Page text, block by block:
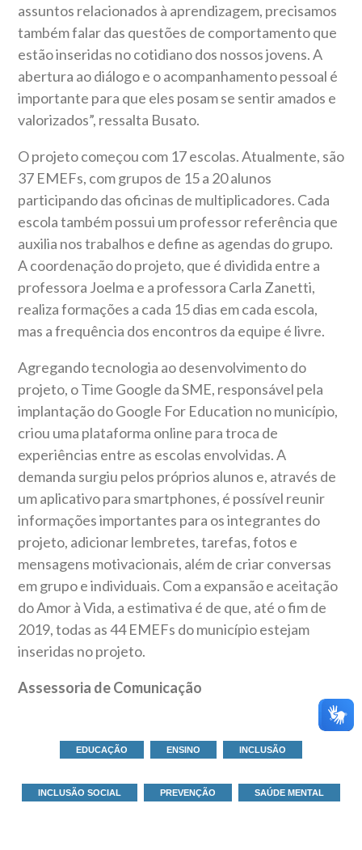
assuntos relacionados à aprendizagem, precisamos
também falar das questões de comportamento que
estão inseridas no cotidiano dos nossos jovens. A
abertura ao diálogo e o acompanhamento pessoal é
importante para que eles posam se sentir amados e
valorizados”, ressalta Busato.
O projeto começou com 17 escolas. Atualmente, são
37 EMEFs, com grupos de 15 a 20 alunos
participando das oficinas de multiplicadores. Cada
escola também possui um professor referência que
auxilia nos trabalhos e define as agendas do grupo.
A coordenação do projeto, que é dividida entre a
professora Joelma e a professora Carla Zanetti,
realiza formações a cada 15 dias em cada escola,
mas a frequência dos encontros da equipe é livre.
Agregando tecnologia ao desenvolvimento do
projeto, o Time Google da SME, responsável pela
implantação do Google For Education no município,
criou uma plataforma online para troca de
experiências entre as escolas envolvidas. A
demanda surgiu pelos próprios alunos e, através de
um aplicativo para smartphones, é possível reunir
informações importantes para os integrantes do
projeto, adicionar lembretes, tarefas, fotos e
mensagens motivacionais, além de criar conversas
em grupo e individuais. Com a expansão e aceitação
do Amor à Vida, a estimativa é de que, até o fim de
2019, todas as 44 EMEFs do município estejam
inseridas no projeto.
Assessoria de Comunicação
EDUCAÇÃO ENSINO INCLUSÃO
INCLUSÃO SOCIAL PREVENÇÃO SAÚDE MENTAL